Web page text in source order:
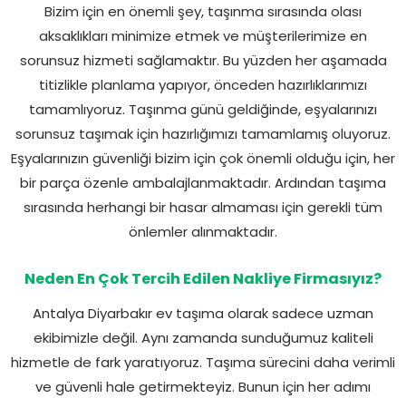
Bizim için en önemli şey, taşınma sırasında olası
aksaklıkları minimize etmek ve müşterilerimize en
sorunsuz hizmeti sağlamaktır. Bu yüzden her aşamada
titizlikle planlama yapıyor, önceden hazırlıklarımızı
tamamlıyoruz. Taşınma günü geldiğinde, eşyalarınızı
sorunsuz taşımak için hazırlığımızı tamamlamış oluyoruz.
Eşyalarınızın güvenliği bizim için çok önemli olduğu için, her
bir parça özenle ambalajlanmaktadır. Ardından taşıma
sırasında herhangi bir hasar almaması için gerekli tüm
önlemler alınmaktadır.
Neden En Çok Tercih Edilen Nakliye Firmasıyız?
Antalya Diyarbakır ev taşıma olarak sadece uzman
ekibimizle değil. Aynı zamanda sunduğumuz kaliteli
hizmetle de fark yaratıyoruz. Taşıma sürecini daha verimli
ve güvenli hale getirmekteyiz. Bunun için her adımı